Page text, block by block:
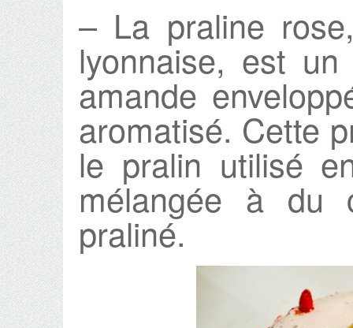
– La praline
lyonnaise, est un
amande
aromatisé. Cette
le pralin utilisé
mélangée à du
praliné.